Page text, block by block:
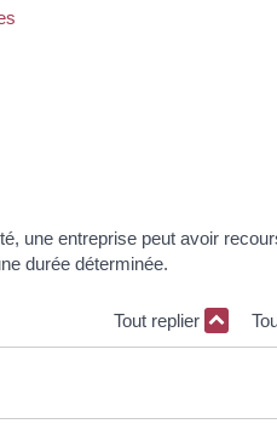
une entreprise peut avoir
durée déterminée.
Tout replier